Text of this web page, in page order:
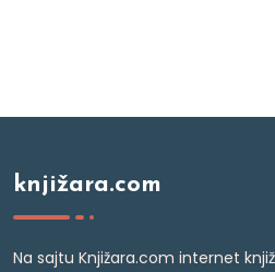
knjižara.com
Na sajtu Knjižara.com internet